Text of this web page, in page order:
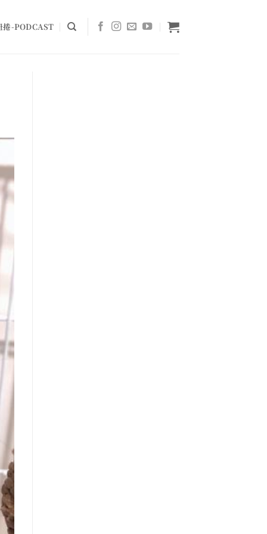
捲-PODCAST